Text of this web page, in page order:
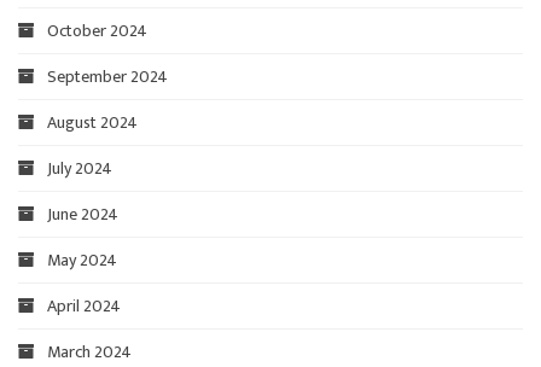
October 2024
September 2024
August 2024
July 2024
June 2024
May 2024
April 2024
March 2024